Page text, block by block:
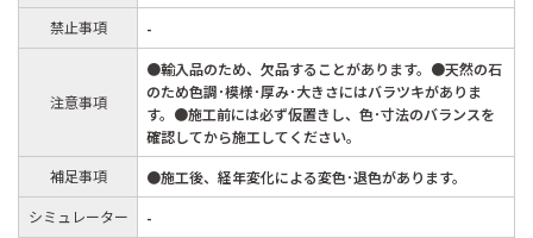
禁止事項
-
注意事項
●輸入品のため、欠品することがあります。●天然の石
のため色調･模様･厚み･大きさにはバラツキがありま
す。●施工前には必ず仮置きし、色･寸法のバランスを
確認してから施工してください。
補足事項
●施工後、経年変化による変色･退色があります。
シミュレーター
-